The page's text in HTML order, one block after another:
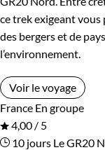
ce trek exigeant vous
des bergers et de
l’environnement.
Voir le voyage
France En groupe
4,00 / 5
10 jours Le GR20